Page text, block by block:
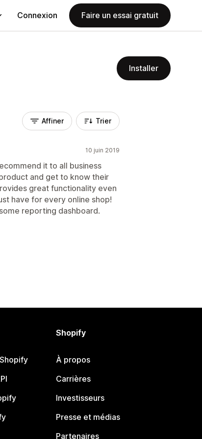
Connexion Faire un essai gratuit
Installer
Affiner Trier
10 juin 2019
it to all business
and get to know their
great functionality even
have for every online shop!
reporting dashboard.
Shopify
À propos
Carrières
Investisseurs
Presse et médias
Partenaires